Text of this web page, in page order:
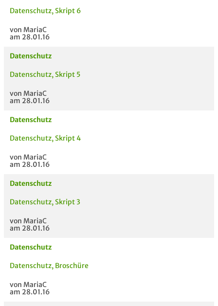
Datenschutz, Skript 6
von MariaC
am 28.01.16
Datenschutz
Datenschutz, Skript 5
von MariaC
am 28.01.16
Datenschutz
Datenschutz, Skript 4
von MariaC
am 28.01.16
Datenschutz
Datenschutz, Skript 3
von MariaC
am 28.01.16
Datenschutz
Datenschutz, Broschüre
von MariaC
am 28.01.16